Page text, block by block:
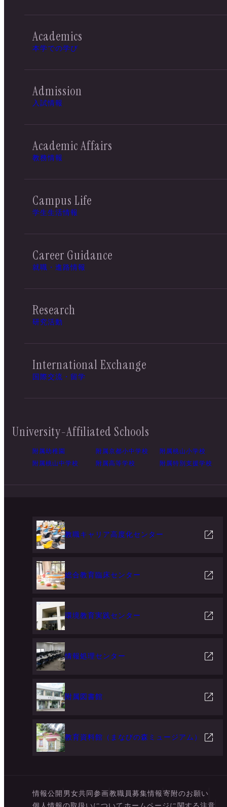
Academics
本学での学び
Admission
入試情報
Academic Affairs
教務情報
Campus Life
学生生活情報
Career Guidance
就職・進路情報
Research
研究活動
International Exchange
国際交流・留学
University-Affiliated Schools
附属幼稚園 附属京都小中学校
附属桃山小学校
附属桃山中学校
附属高等学校 附属特別支援学校
教職キャリア高度化センター
総合教育臨床センター
環境教育実践センター
情報処理センター
附属図書館
教育資料館（まなびの森ミュージアム）
情報公開 男女共同参画教職員募集情報寄附のお願い